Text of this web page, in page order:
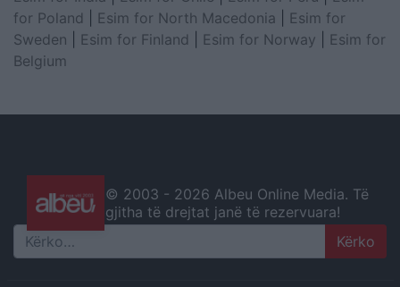
for Poland
Esim for North Macedonia
Esim for
Sweden
Esim for Finland Esim for Norway
Esim for
Belgium
© 2003 - 2026 Albeu Online Media. Të
gjitha të drejtat janë të rezervuara!
Search